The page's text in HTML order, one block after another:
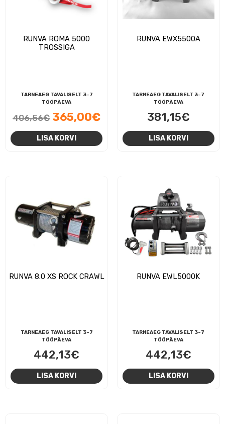
RUNVA ROMA 5000
TROSSIGA
TARNEAEG TAVALISELT 3-7
TÖÖPÄEVA
406,56€ Algne
hind
oli:
365,00€Praegune
hind
LISA KORVI
RUNVA EWX5500A
TARNEAEG TAVALISELT 3-7
TÖÖPÄEVA
381,15€
LISA KORVI
RUNVA 8.0 XS ROCK CRAWL
TARNEAEG TAVALISELT 3-7
TÖÖPÄEVA
442,13€
LISA KORVI
RUNVA EWL5000K
TARNEAEG TAVALISELT 3-7
TÖÖPÄEVA
442,13€
LISA KORVI